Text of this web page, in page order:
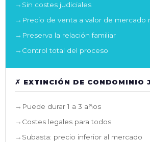
Sin costes judiciales
Precio de venta a valor de mercado
Preserva la relación familiar
Control total del proceso
✗ EXTINCIÓN DE CONDOMINIO
Puede durar 1 a 3 años
Costes legales para todos
Subasta: precio inferior al mercado